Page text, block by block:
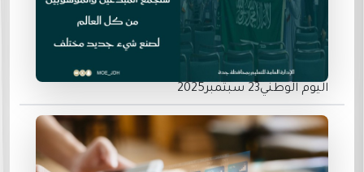
اليوم الوطني23 سبتمبر2025